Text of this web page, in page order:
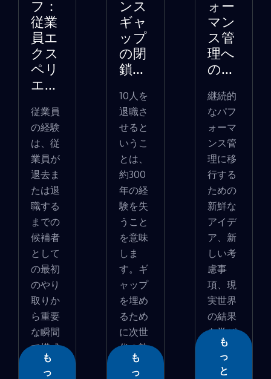
フ：
従業
員エ
クス
ペリ
エ...
従業員
の経験
は、従
業員が
退去ま
たは退
職する
までの
候補者
として
の最初
のやり
取りか
ら重要
な瞬間
で構成
さ...も
っ
ンス
ギャ
ップ
の閉
鎖...
10人を
退職さ
せると
いうこ
とは、
約300
年の経
験を失
うこと
を意味
しま
す。ギ
ャップ
を埋め
るため
に次世
代の熟
�...も
っ
ォー
マン
ス管
理へ
の...
継続的
なパフ
ォーマ
ンス管
理に移
行する
ための
新鮮な
アイデ
ア、新
しい考
慮事
項、現
実世界
の結果
を学び
ます...
も
っ
と